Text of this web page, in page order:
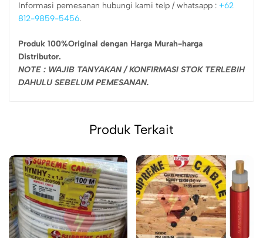
Informasi pemesanan hubungi kami telp / whatsapp : +62
812-9859-5456.
Produk 100%Original dengan Harga Murah-harga
Distributor.
NOTE : WAJIB TANYAKAN / KONFIRMASI STOK TERLEBIH
DAHULU SEBELUM PEMESANAN.
Produk Terkait